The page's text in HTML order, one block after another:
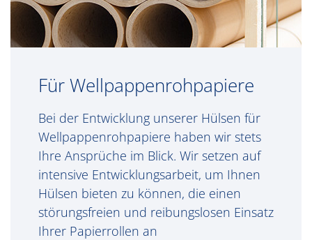
Für Wellpappenrohpapiere
Bei der Entwicklung unserer Hülsen für
Wellpappenrohpapiere haben wir stets
Ihre Ansprüche im Blick. Wir setzen auf
intensive Entwicklungsarbeit, um Ihnen
Hülsen bieten zu können, die einen
störungsfreien und reibungslosen Einsatz
Ihrer Papierrollen an